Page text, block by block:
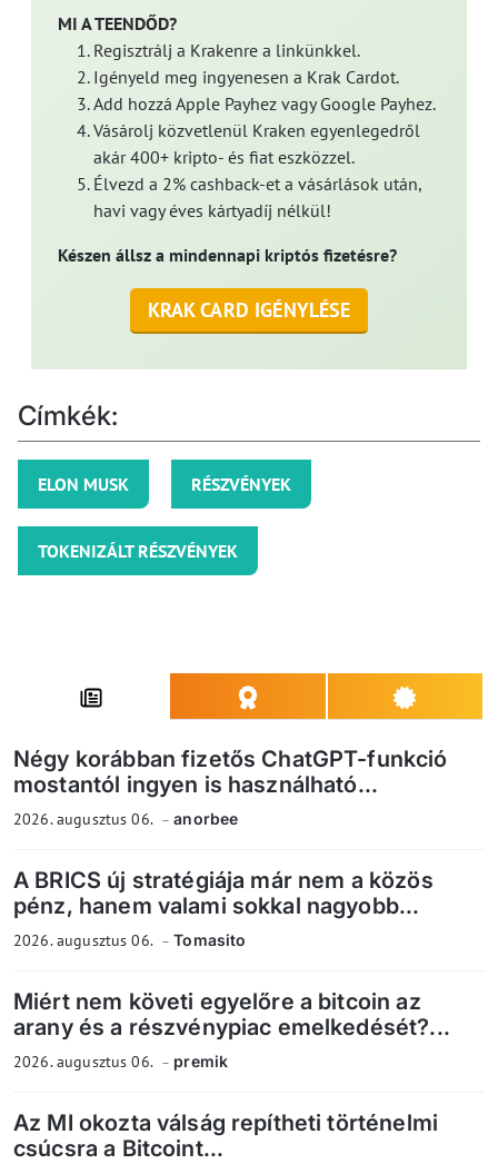
MI A TEENDŐD?
Regisztrálj a Krakenre a linkünkkel.
Igényeld meg ingyenesen a Krak Cardot.
Add hozzá Apple Payhez vagy Google Payhez.
Vásárolj közvetlenül Kraken egyenlegedről
akár 400+ kripto- és fiat eszközzel.
Élvezd a 2% cashback-et a vásárlások után,
havi vagy éves kártyadíj nélkül!
Készen állsz a mindennapi kriptós fizetésre?
KRAK CARD IGÉNYLÉSE
Címkék:
ELON MUSK RÉSZVÉNYEK
TOKENIZÁLT RÉSZVÉNYEK
Négy korábban fizetős ChatGPT-funkció
mostantól ingyen is használható...
2026. augusztus 06. anorbee
A BRICS új stratégiája már nem a közös
pénz, hanem valami sokkal nagyobb...
2026. augusztus 06. Tomasito
Miért nem követi egyelőre a bitcoin az
arany és a részvénypiac emelkedését?...
2026. augusztus 06. premik
Az MI okozta válság repítheti történelmi
csúcsra a Bitcoint...